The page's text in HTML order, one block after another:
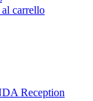
carrello